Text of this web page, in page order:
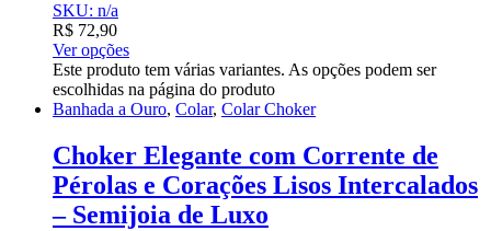
SKU: n/a
R$ 72,90
Ver opções
Este produto tem várias variantes. As opções podem ser
escolhidas na página do produto
Banhada a Ouro, Colar, Colar Choker
Choker Elegante com Corrente de
Pérolas e Corações Lisos Intercalados
– Semijoia de Luxo